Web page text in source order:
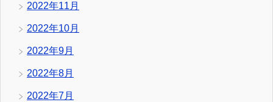
2022年11月
2022年10月
2022年9月
2022年8月
2022年7月